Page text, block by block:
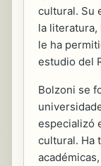
cultural. Su
la
le ha
estudio del
Bolzoni se
especializó
cultural. Ha